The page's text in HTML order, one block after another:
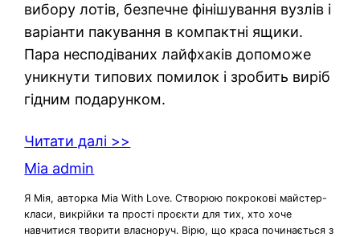
вибору лотів, безпечне фінішування вузлів і
варіанти пакування в компактні ящики.
Пара несподіваних лайфхаків допоможе
уникнути типових помилок і зробить виріб
гідним подарунком.
Читати далі >>
Mia admin
Я Мія, авторка Mia With Love. Створюю покрокові майстер-
класи, викрійки та прості проєкти для тих, хто хоче
навчитися творити власноруч. Вірю, що краса починається з